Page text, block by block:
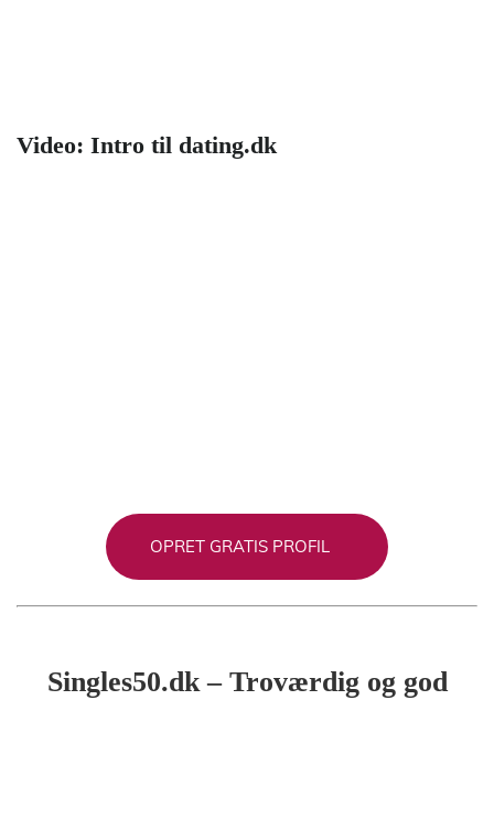
Video: Intro til dating.dk
OPRET GRATIS PROFIL
Singles50.dk – Troværdig og god